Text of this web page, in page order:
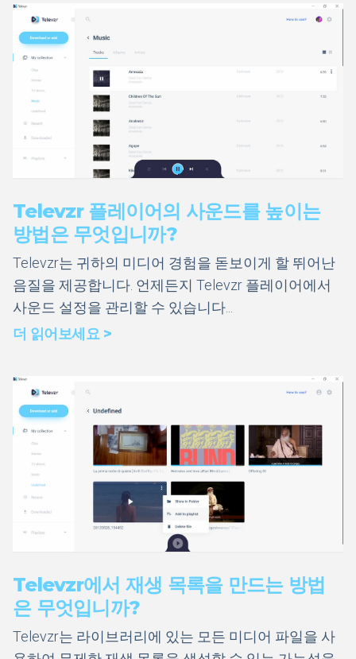
Televzr 플레이어의 사운드를 높이는
방법은 무엇입니까?
Televzr는 귀하의 미디어 경험을 돋보이게 할 뛰어난
음질을 제공합니다. 언제든지 Televzr 플레이어에서
사운드 설정을 관리할 수 있습니다...
더 읽어보세요 >
Televzr에서 재생 목록을 만드는 방법
은 무엇입니까?
Televzr는 라이브러리에 있는 모든 미디어 파일을 사